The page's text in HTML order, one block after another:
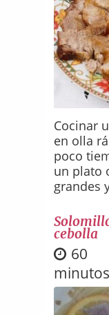
Cocinar
en olla
poco
un plato
grandes
cebolla
60
minutos